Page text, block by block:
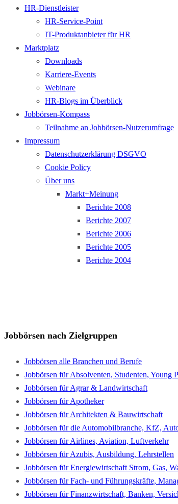
HR-Dienstleister
HR-Service-Point
IT-Produktanbieter für HR
Marktplatz
Downloads
Karriere-Events
Webinare
HR-Blogs im Überblick
Jobbörsen-Kompass
Teilnahme an Jobbörsen-Nutzerumfrage
Impressum
Datenschutzerklärung DSGVO
Cookie Policy
Über uns
Markt+Meinung
Berichte 2008
Berichte 2007
Berichte 2006
Berichte 2005
Berichte 2004
Jobbörsen nach Zielgruppen
Jobbörsen alle Branchen und Berufe
Jobbörsen für Absolventen, Studenten, Young
Jobbörsen für Agrar & Landwirtschaft
Jobbörsen für Apotheker
Jobbörsen für Architekten & Bauwirtschaft
Jobbörsen für die Automobilbranche, KfZ,
Jobbörsen für Airlines, Aviation, Luftverkehr
Jobbörsen für Azubis, Ausbildung, Lehrstellen
Jobbörsen für Energiewirtschaft Strom, Gas,
Jobbörsen für Fach- und Führungskräfte,
Jobbörsen für Finanzwirtschaft, Banken,